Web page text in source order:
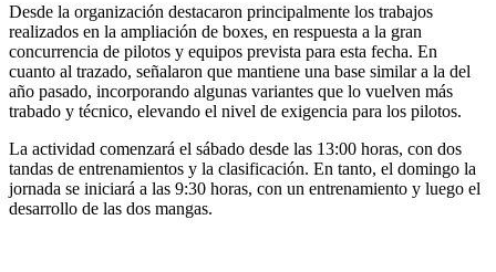
Desde la organización destacaron principalmente los trabajos
realizados en la ampliación de boxes, en respuesta a la gran
concurrencia de pilotos y equipos prevista para esta fecha. En
cuanto al trazado, señalaron que mantiene una base similar a la del
año pasado, incorporando algunas variantes que lo vuelven más
trabado y técnico, elevando el nivel de exigencia para los pilotos.
La actividad comenzará el sábado desde las 13:00 horas, con dos
tandas de entrenamientos y la clasificación. En tanto, el domingo la
jornada se iniciará a las 9:30 horas, con un entrenamiento y luego el
desarrollo de las dos mangas.